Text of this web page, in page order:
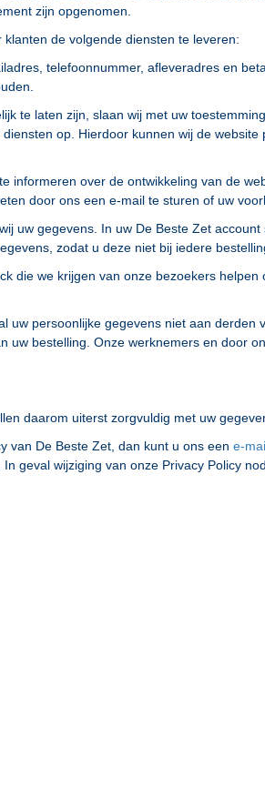
zijn opgenomen.
de volgende diensten te leveren:
telefoonnummer, afleveradres en
te laten zijn, slaan wij met uw
op. Hierdoor kunnen wij de
informeren over de ontwikkeling van de
door ons een e-mail te sturen of uw
uw gegevens. In uw De Beste Zet
zodat u deze niet bij iedere
die we krijgen van onze bezoekers
uw persoonlijke gegevens niet aan
uw bestelling. Onze werknemers en door
daarom uiterst zorgvuldig met uw
van De Beste Zet, dan kunt u ons een e-
geval wijziging van onze Privacy Policy